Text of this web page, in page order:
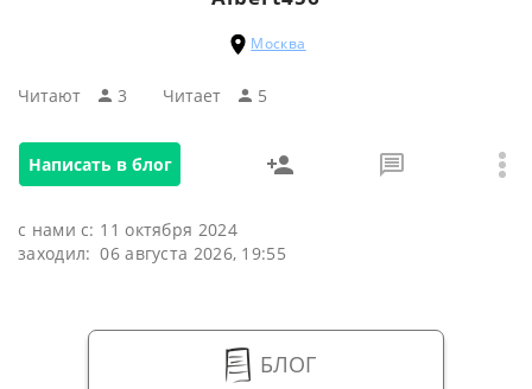
Москва
Читают 3 Читаeт 5
Написать в блог
с нами с: 11 октября 2024
заходил: 06 августа 2026, 19:55
БЛОГ